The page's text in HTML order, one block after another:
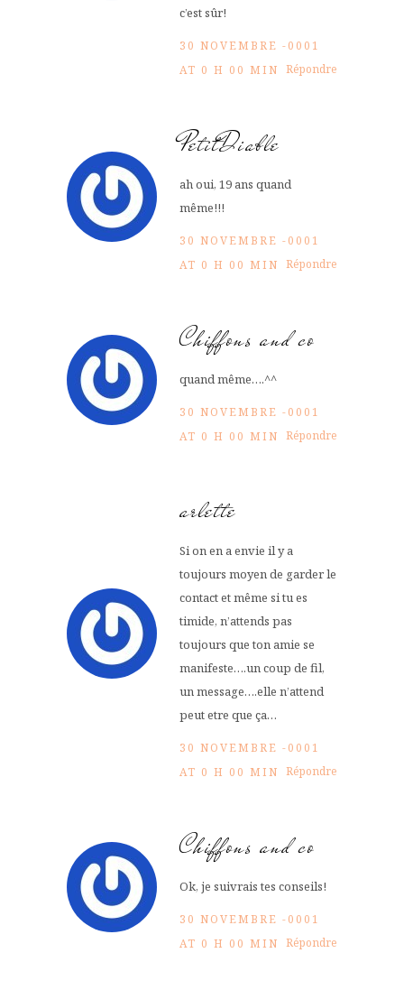
c’est sûr!
30 NOVEMBRE -0001
AT 0 H 00 MIN Répondre
PetitDiable
ah oui, 19 ans quand
même!!!
30 NOVEMBRE -0001
AT 0 H 00 MIN Répondre
Chiffons and co
quand même….^^
30 NOVEMBRE -0001
AT 0 H 00 MIN Répondre
arlette
Si on en a envie il y a
toujours moyen de garder le
contact et même si tu es
timide, n’attends pas
toujours que ton amie se
manifeste….un coup de fil,
un message….elle n’attend
peut etre que ça…
30 NOVEMBRE -0001
AT 0 H 00 MIN Répondre
Chiffons and co
Ok, je suivrais tes conseils!
30 NOVEMBRE -0001
AT 0 H 00 MIN Répondre